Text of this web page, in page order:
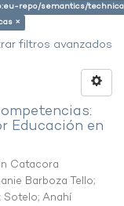
repo/semantics/
×
filtros avanzados
Educación en
Catacora
Barboza Tello;
Sotelo; Anahí